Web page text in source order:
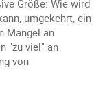
Größe: Wie wird
umgekehrt, ein
Mangel an
"zu viel" an
von